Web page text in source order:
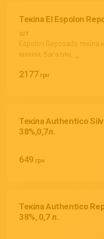
Текіла El Espolon
шт
Espolon Reposado текіла
мяким, багатим,
2177 грн
Текіла Authentico
38%,0,7л.
649 грн
Текіла Authentico
38%, 0,7 л.